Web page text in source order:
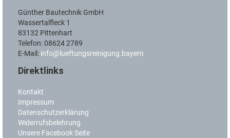
Günther Bautechnik GmbH
Wassertalfleck 1
83132 Pittenhart
Telefon: 08624 2789
E-Mail: info@lueftungsreinigung.bayern
Direktlinks
Kontakt
Impressum
Datenschutzerklärung
Widerrufsbelehrung
Unsere Facebook Seite